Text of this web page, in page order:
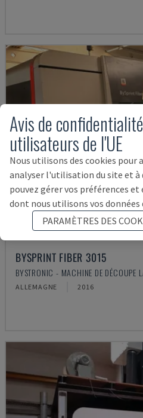
BYSPRINT FIBER 3015
BYSTRONIC - MACHINE DE DÉCOUPE
ALLEMAGNE 2016
Avis de
utilisateurs de l'UE
Nous utilisons des cookies pour
analyser l'utilisation du site et à
pouvez gérer vos préférences
dont nous utilisons vos données
PARAMÈTRES DES